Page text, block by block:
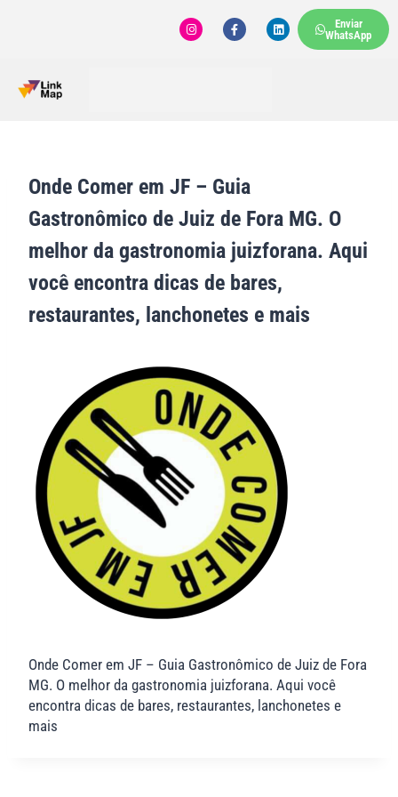
Enviar
WhatsApp
Onde Comer em JF – Guia
Gastronômico de Juiz de Fora MG. O
melhor da gastronomia juizforana. Aqui
você encontra dicas de bares,
restaurantes, lanchonetes e mais
Onde Comer em JF – Guia Gastronômico de Juiz de Fora
MG. O melhor da gastronomia juizforana. Aqui você
encontra dicas de bares, restaurantes, lanchonetes e
mais